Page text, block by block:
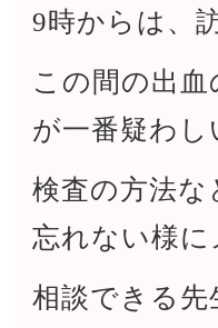
9時からは、
この間の出
が一番疑わ
検査の方法
忘れない様に
相談できる